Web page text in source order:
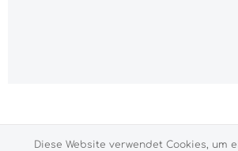
Versandkostenund ggf.
nicht anders
Diese Website verwendet Cookies, um